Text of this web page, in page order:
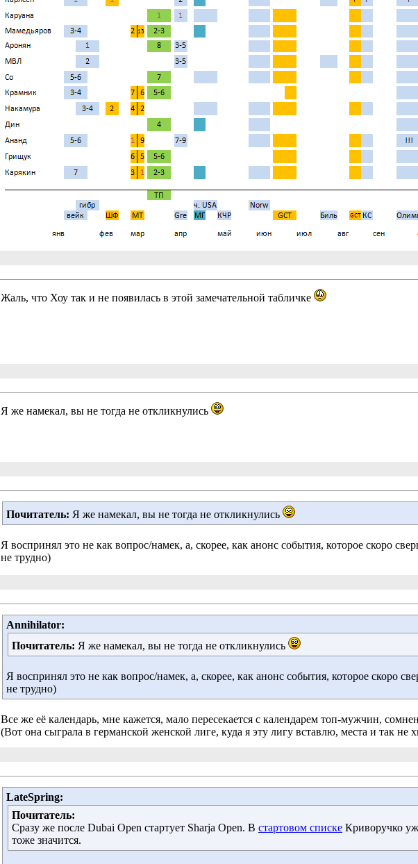
Жаль, что Хоу так и не появилась в этой замечательной табличке
Я же намекал, вы не тогда не откликнулись
Почитатель: Я же намекал, вы не тогда не откликнулись
Я воспринял это не как вопрос/намек, а, скорее, как анонс события, которое скоро
не трудно)
Annihilator:
Почитатель: Я же намекал, вы не тогда не откликнулись
Я воспринял это не как вопрос/намек, а, скорее, как анонс события, которое скоро
не трудно)
Все же её календарь, мне кажется, мало пересекается с календарем топ-мужчин,
(Вот она сыграла в германской женской лиге, куда я эту лигу вставлю, места и так не
LateSpring:
Почитатель:
Сразу же после Dubai Open стартует Sharja Open. В стартовом списке Криворучко
тоже значится.